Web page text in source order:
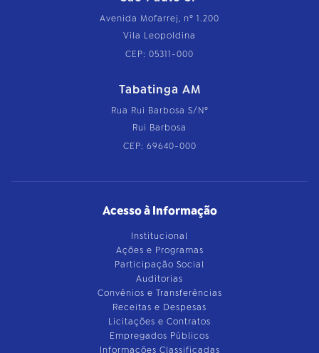
Avenida Mofarrej, nº 1.200
Vila Leopoldina
CEP: 05311-000
Tabatinga AM
Rua Rui Barbosa S/Nº
Rui Barbosa
CEP: 69640-000
Acesso à Informação
Institucional
Ações e Programas
Participação Social
Auditorias
Convênios e Transferências
Receitas e Despesas
Licitações e Contratos
Empregados Públicos
Informações Classificadas